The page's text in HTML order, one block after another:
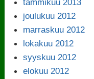
tammikuu 2013
joulukuu 2012
marraskuu 2012
lokakuu 2012
syyskuu 2012
elokuu 2012